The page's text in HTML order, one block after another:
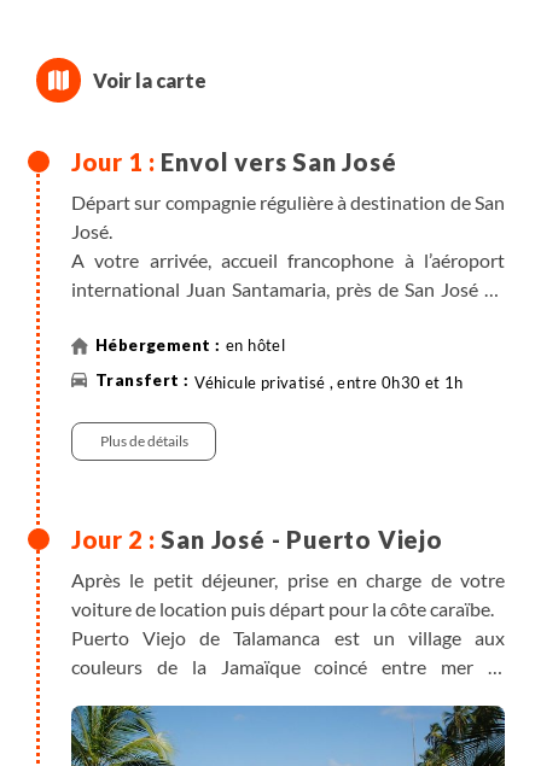
Envol vers San José
Départ sur compagnie régulière à destination de San
José.
A votre arrivée, accueil francophone à l’aéroport
international Juan Santamaria, près de San José au
briefing sur le déroulement de votre voyage.
en hôtel
Véhicule privatisé , entre 0h30 et 1h
Plus de détails
San José - Puerto Viejo
Après le petit déjeuner, prise en charge de votre
voiture de location puis départ pour la côte caraïbe.
Puerto Viejo de Talamanca est un village aux
couleurs de la Jamaïque coincé entre mer et
ambiance particulière que vous retrouverez pas
dans le reste du pays.